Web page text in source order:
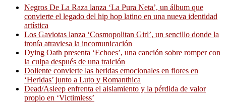
Negros De La Raza lanza ‘La Pura Neta’, un álbum que
convierte el legado del hip hop latino en una nueva identidad
artística
Los Gaviotas lanza ‘Cosmopolitan Girl’, un sencillo donde la
ironía atraviesa la incomunicación
Dying Oath presenta ‘Echoes’, una canción sobre romper con
la culpa después de una traición
Doliente convierte las heridas emocionales en flores en
‘Heridas’ junto a Luto y Romanthica
Dead/Asleep enfrenta el aislamiento y la pérdida de valor
propio en ‘Victimless’